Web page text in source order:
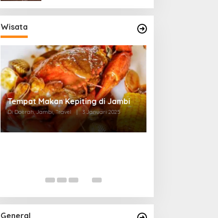
Wisata
Tempat Makan di Thehok Jambi
Di Daerah, Jambi, Travel | 3 Januari 2025
General